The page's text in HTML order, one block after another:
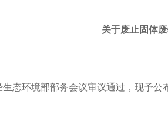
关于废止固体
生态环境部部务会议审议通过，现予公